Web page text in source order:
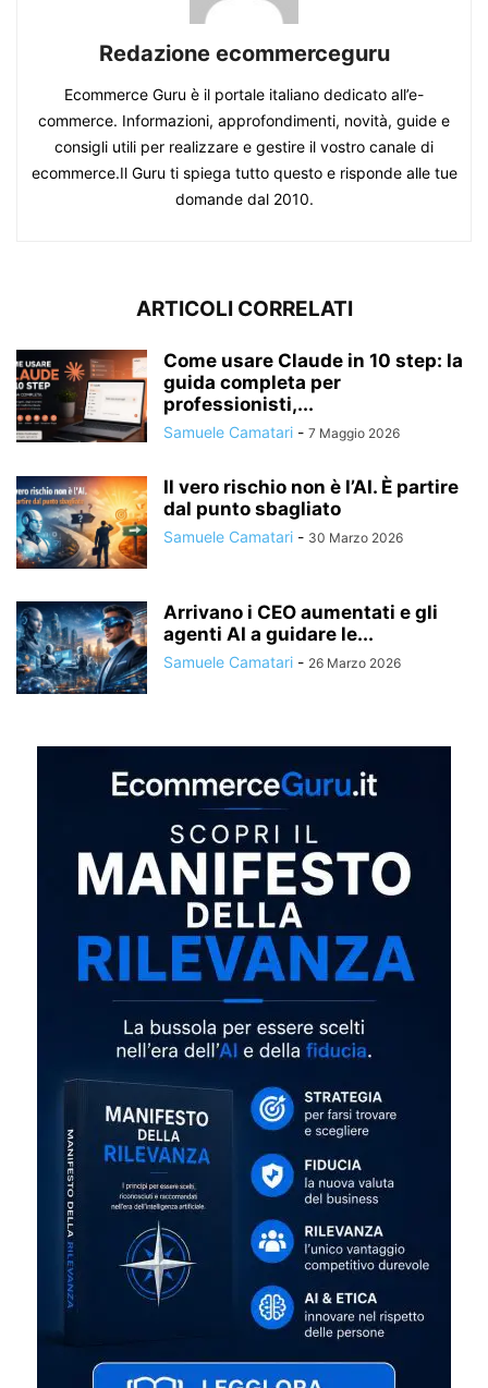
Redazione ecommerceguru
Ecommerce Guru è il portale italiano dedicato all’e-
commerce. Informazioni, approfondimenti, novità, guide e
consigli utili per realizzare e gestire il vostro canale di
ecommerce.Il Guru ti spiega tutto questo e risponde alle tue
domande dal 2010.
ARTICOLI CORRELATI
Come usare Claude in 10 step: la
guida completa per
professionisti,...
Samuele Camatari - 7 Maggio 2026
Il vero rischio non è l’AI. È partire
dal punto sbagliato
Samuele Camatari - 30 Marzo 2026
Arrivano i CEO aumentati e gli
agenti AI a guidare le...
Samuele Camatari - 26 Marzo 2026